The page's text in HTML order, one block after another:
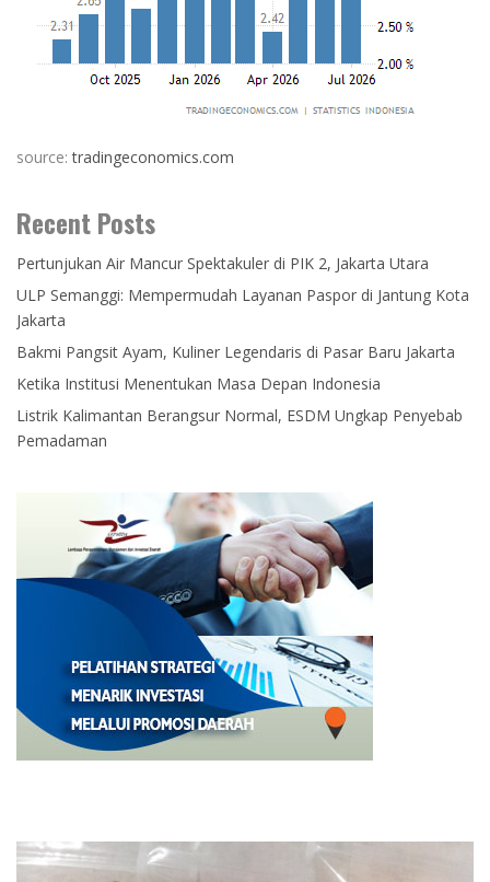
source:tradingeconomics.com
Recent Posts
Pertunjukan Air Mancur Spektakuler di PIK 2, Jakarta Utara
ULP Semanggi: Mempermudah Layanan Paspor di Jantung Kota
Jakarta
Bakmi Pangsit Ayam, Kuliner Legendaris di Pasar Baru Jakarta
Ketika Institusi Menentukan Masa Depan Indonesia
Listrik Kalimantan Berangsur Normal, ESDM Ungkap Penyebab
Pemadaman